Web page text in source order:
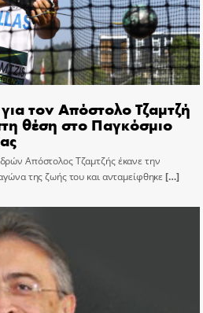
τον Απόστολο Τζαμτζή
θέση στο Παγκόσμιο
Απόστολος Τζαμτζής έκανε την
της ζωής του και ανταμείφθηκε[…]